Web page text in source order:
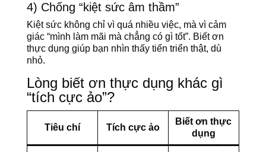
4) Chống “kiệt sức âm thầm”
Kiệt sức không chỉ vì quá nhiều việc, mà vì cảm
giác “mình làm mãi mà chẳng có gì tốt”. Biết ơn
thực dụng giúp bạn nhìn thấy tiến triển thật, dù
nhỏ.
Lòng biết ơn thực dụng khác gì
“tích cực ảo”?
Tiêu chí Tích cực ảo
Biết ơn thực
dụng